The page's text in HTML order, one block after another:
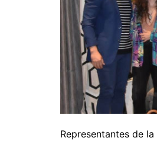
Representantes de la